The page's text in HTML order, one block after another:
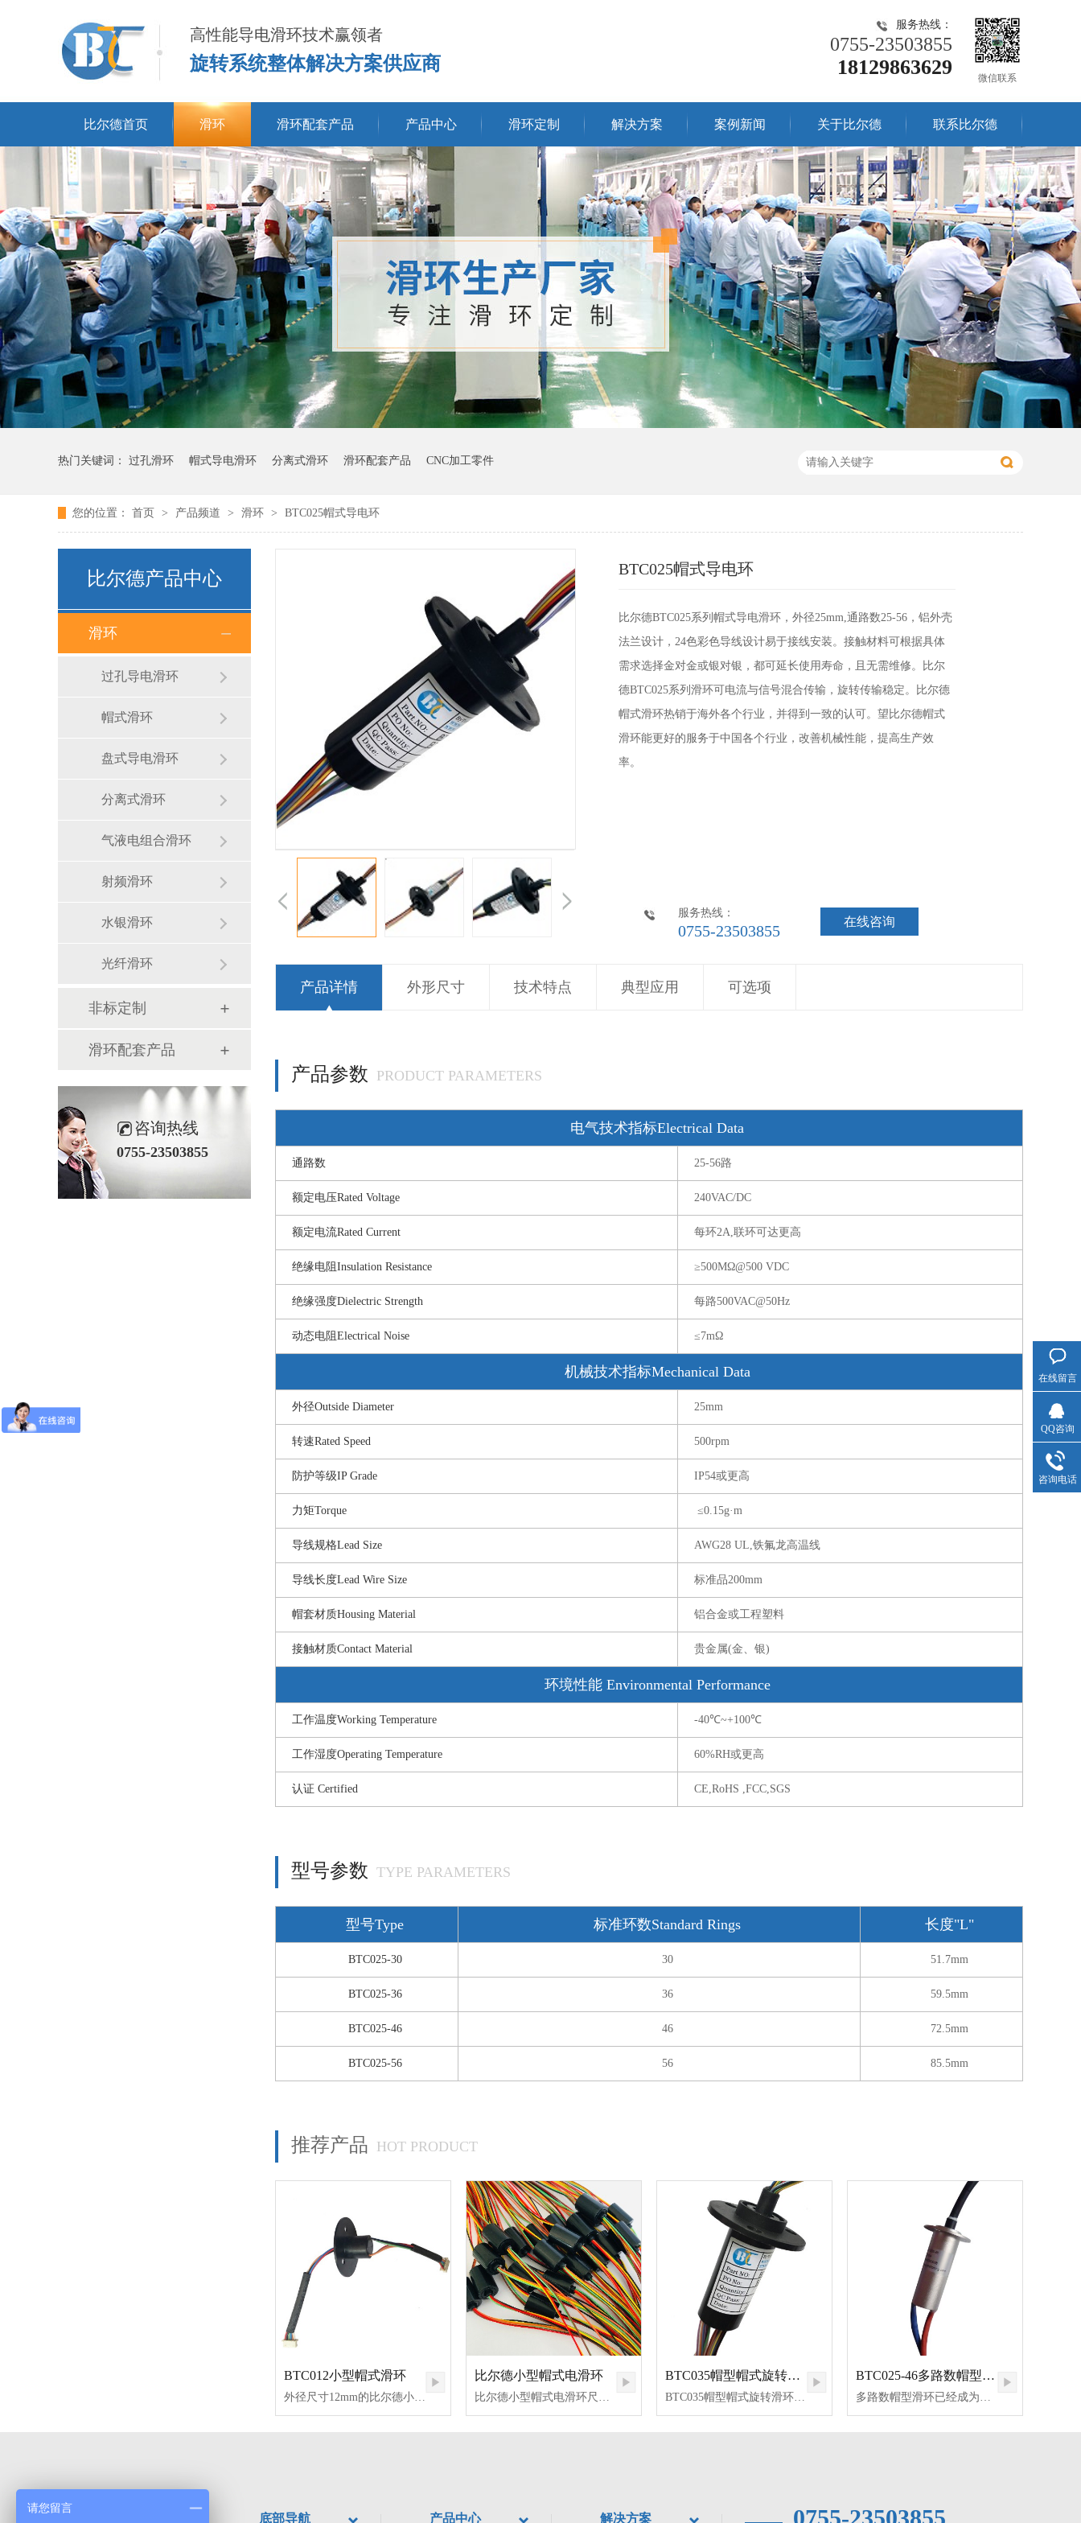
高性能导电滑环技术赢领者
旋转系统整体解决方案供应商
服务热线：
0755-23503855
18129863629 微信联系
比尔德首页 滑环 滑环配套产品 产品中心 滑环定制 解决方案 案例新闻 关于比尔德 联系比尔德
热门关键词： 过孔滑环 帽式导电滑环 分离式滑环 滑环配套产品 CNC加工零件
您的位置： 首页 > 产品频道 > 滑环 > BTC025帽式导电环
比尔德产品中心
滑环
过孔导电滑环
帽式滑环
盘式导电滑环
分离式滑环
气液电组合滑环
射频滑环
水银滑环
光纤滑环
非标定制
滑环配套产品
咨询热线
0755-23503855
BTC025帽式导电环
比尔德BTC025系列帽式导电滑环，外径25mm,通路数25-56，铝外壳
法兰设计，24色彩色导线设计易于接线安装。接触材料可根据具体
需求选择金对金或银对银，都可延长使用寿命，且无需维修。比尔
德BTC025系列滑环可电流与信号混合传输，旋转传输稳定。比尔德
帽式滑环热销于海外各个行业，并得到一致的认可。望比尔德帽式
滑环能更好的服务于中国各个行业，改善机械性能，提高生产效
率。
服务热线：
0755-23503855
在线咨询
产品详情 外形尺寸 技术特点 典型应用 可选项
产品参数 PRODUCT PARAMETERS
电气技术指标Electrical Data
通路数 25-56路
额定电压Rated Voltage 240VAC/DC
额定电流Rated Current 每环2A,联环可达更高
绝缘电阻Insulation Resistance ≥500MΩ@500 VDC
绝缘强度Dielectric Strength 每路500VAC@50Hz
动态电阻Electrical Noise ≤7mΩ
机械技术指标Mechanical Data
外径Outside Diameter 25mm
转速Rated Speed 500rpm
防护等级IP Grade IP54或更高
力矩Torque ≤0.15g·m
导线规格Lead Size AWG28 UL,铁氟龙高温线
导线长度Lead Wire Size 标准品200mm
帽套材质Housing Material 铝合金或工程塑料
接触材质Contact Material 贵金属(金、银)
环境性能 Environmental Performance
工作温度Working Temperature -40℃~+100℃
工作湿度Operating Temperature 60%RH或更高
认证 Certified CE,RoHS ,FCC,SGS
型号参数 TYPE PARAMETERS
型号Type 标准环数Standard Rings 长度"L"
BTC025-30 30 51.7mm
BTC025-36 36 59.5mm
BTC025-46 46 72.5mm
BTC025-56 56 85.5mm
推荐产品 HOT PRODUCT
BTC012小型帽式滑环 比尔德小型帽式电滑环 BTC035帽型帽式旋转滑环 BTC025-46多路数帽型导电滑环定制
底部导航 产品中心 解决方案 0755-23503855
在线留言
QQ咨询
咨询电话
请您留言